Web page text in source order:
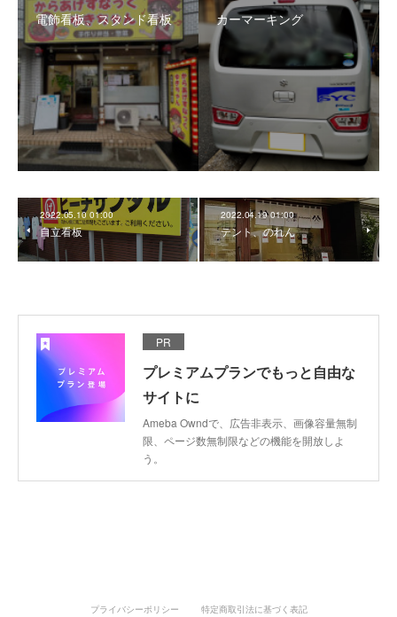
電飾看板、スタンド看板 カーマーキング
2022.05.10 01:00
自立看板
2022.04.19 01:00
テント、のれん
PR
プレミアムプランでもっと自由な
サイトに
Ameba Owndで、広告非表示、画像容量無制
限、ページ数無制限などの機能を開放しよ
う。
プライバシーポリシー 特定商取引法に基づく表記